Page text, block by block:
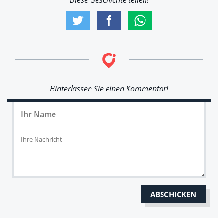
Hinterlassen Sie einen Kommentar!